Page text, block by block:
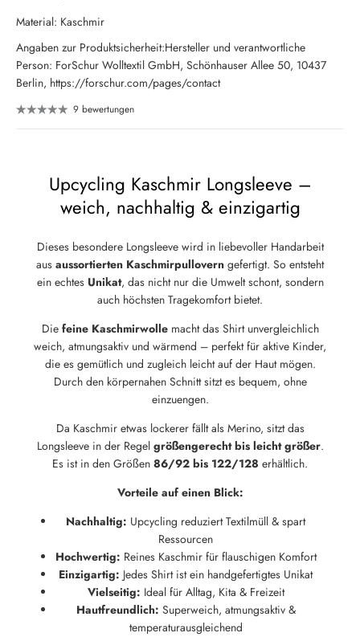
Material: Kaschmir
Angaben zur Produktsicherheit:Hersteller und verantwortliche
Person: ForSchur Wolltextil GmbH, Schönhauser Allee 50, 10437
Berlin, https://forschur.com/pages/contact
9 bewertungen
Upcycling Kaschmir Longsleeve –
weich, nachhaltig & einzigartig
Dieses besondere Longsleeve wird in liebevoller Handarbeit
aus aussortierten Kaschmirpullovern gefertigt. So entsteht
ein echtes Unikat, das nicht nur die Umwelt schont, sondern
auch höchsten Tragekomfort bietet.
Die feine Kaschmirwollemacht das Shirt unvergleichlich
weich, atmungsaktiv und wärmend – perfekt für aktive Kinder,
die es gemütlich und zugleich leicht auf der Haut mögen.
Durch den körpernahen Schnitt sitzt es bequem, ohne
einzuengen.
Da Kaschmir etwas lockerer fällt als Merino, sitzt das
Longsleeve in der Regel größengerecht bis leicht größer.
Es ist in den Größen 86/92 bis 122/128 erhältlich.
Vorteile auf einen Blick:
Nachhaltig: Upcycling reduziert Textilmüll & spart
Ressourcen
Hochwertig: Reines Kaschmir für flauschigen Komfort
Einzigartig: Jedes Shirt ist ein handgefertigtes Unikat
Vielseitig: Ideal für Alltag, Kita & Freizeit
Hautfreundlich: Superweich, atmungsaktiv &
temperaturausgleichend
Neu hier?
Melde dich jetzt für unseren Newsletter an und erhalte einen 10%
Willkommensrabatt auf deine erste Bestellung
ABSCHICKEN